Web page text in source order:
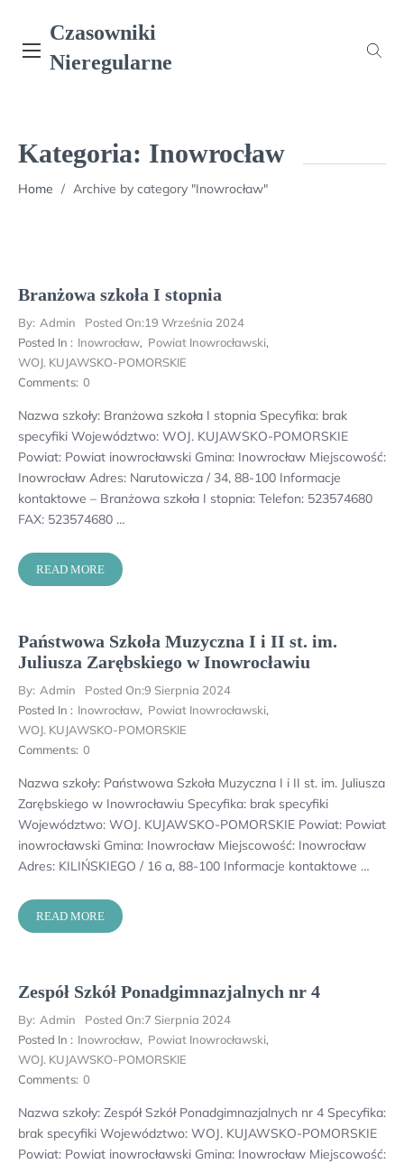
content
Czasowniki
Nieregularne
Kategoria: Inowrocław
Home / Archive by category "Inowrocław"
Branżowa szkoła I stopnia
By: Admin Posted On:19 Września 2024
Posted In : Inowrocław, Powiat Inowrocławski,
WOJ. KUJAWSKO-POMORSKIE
Comments: 0
Nazwa szkoły: Branżowa szkoła I stopnia Specyfika: brak
specyfiki Województwo: WOJ. KUJAWSKO-POMORSKIE
Powiat: Powiat inowrocławski Gmina: Inowrocław Miejscowość:
Inowrocław Adres: Narutowicza / 34, 88-100 Informacje
kontaktowe – Branżowa szkoła I stopnia: Telefon: 523574680
FAX: 523574680 …
READ MORE
Państwowa Szkoła Muzyczna I i II st. im.
Juliusza Zarębskiego w Inowrocławiu
By: Admin Posted On:9 Sierpnia 2024
Posted In : Inowrocław, Powiat Inowrocławski,
WOJ. KUJAWSKO-POMORSKIE
Comments: 0
Nazwa szkoły: Państwowa Szkoła Muzyczna I i II st. im. Juliusza
Zarębskiego w Inowrocławiu Specyfika: brak specyfiki
Województwo: WOJ. KUJAWSKO-POMORSKIE Powiat: Powiat
inowrocławski Gmina: Inowrocław Miejscowość: Inowrocław
Adres: KILIŃSKIEGO / 16 a, 88-100 Informacje kontaktowe …
READ MORE
Zespół Szkół Ponadgimnazjalnych nr 4
By: Admin Posted On:7 Sierpnia 2024
Posted In : Inowrocław, Powiat Inowrocławski,
WOJ. KUJAWSKO-POMORSKIE
Comments: 0
Nazwa szkoły: Zespół Szkół Ponadgimnazjalnych nr 4 Specyfika:
brak specyfiki Województwo: WOJ. KUJAWSKO-POMORSKIE
Powiat: Powiat inowrocławski Gmina: Inowrocław Miejscowość: